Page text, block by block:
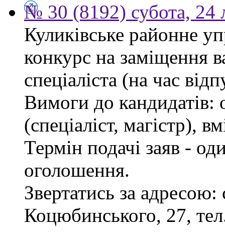
№ 30 (8192) субота, 24
Куликівське районне
конкурс на заміщення
спеціаліста (на час
Вимоги до
(спеціаліст, магістр),
Термін подачі заяв -
оголошення.
Звертатись за адресою:
Коцюбинського, 27,